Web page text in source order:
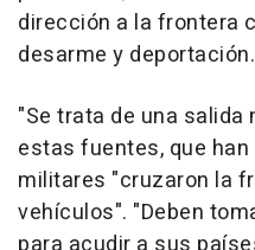
dirección a la frontera
desarme y deportación.
"Se trata de una salida
estas fuentes, que
militares "cruzaron la
vehículos". "Deben